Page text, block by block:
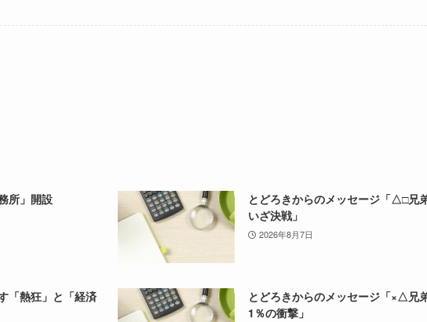
所」開設
とどろきからのメッセージ「△□兄
いざ決戦」
2026年8月7日
「熱狂」と「経済
とどろきからのメッセージ「×△兄
1％の衝撃」